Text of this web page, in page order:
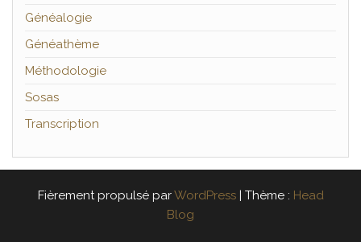
Généalogie
Généathème
Méthodologie
Sosas
Transcription
Fièrement propulsé parWordPress Thème : Head
Blog